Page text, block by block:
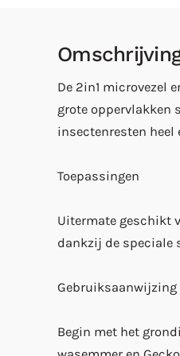
De 2in1 microvezel
grote oppervlakken
insectenresten heel
Toepassingen
Uitermate geschikt
dankzij de speciale
Gebruiksaanwijzing
Begin met het